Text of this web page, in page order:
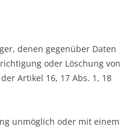
denen gegenüber Daten
oder Löschung von
Artikel 16, 17 Abs. 1, 18
unmöglich oder mit einem